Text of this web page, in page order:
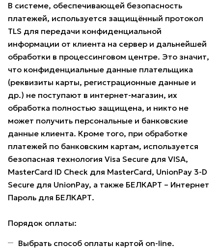
В системе, обеспечивающей безопасность
платежей, используется защищённый протокол
TLS для передачи конфиденциальной
информации от клиента на сервер и дальнейшей
обработки в процессинговом центре. Это значит,
что конфиденциальные данные плательщика
(реквизиты карты, регистрационные данные и
др.) не поступают в интернет-магазин, их
обработка полностью защищена, и никто не
может получить персональные и банковские
данные клиента. Кроме того, при обработке
платежей по банковским картам, используется
безопасная технология Visa Secure для VISA,
MasterCard ID Check для MasterCard, UnionPay 3-D
Secure для UnionPay, а также БЕЛКАРТ – Интернет
Пароль для БЕЛКАРТ.
Порядок оплаты:
Выбрать способ оплаты картой on-line.